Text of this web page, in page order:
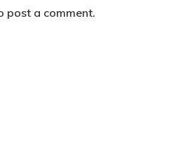
post a comment.